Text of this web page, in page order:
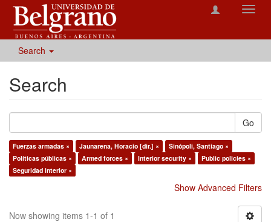
Search
Search
Go
Fuerzas armadas × Jaunarena, Horacio [dir.] ×
Sinópoli, Santiago ×
Políticas públicas ×
Armed forces × Interior security ×
Public policies ×
Seguridad interior ×
Show Advanced Filters
Now showing items 1-1 of 1